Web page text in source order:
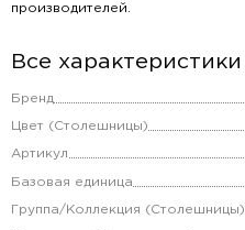
производителей.
Все характеристики
Бренд
Цвет (Столешницы)
Артикул
Базовая единица
Группа/Коллекция (Столешницы)